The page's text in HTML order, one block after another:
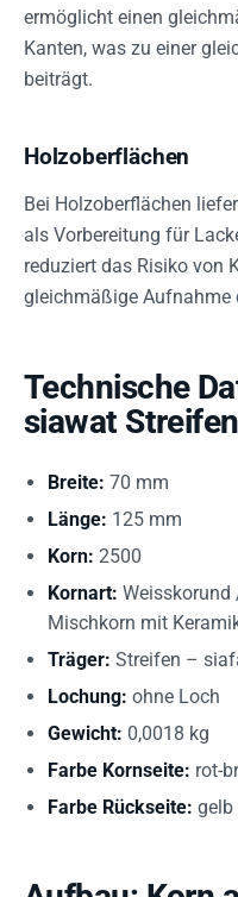
ermöglicht einen
Kanten, was zu einer
beiträgt.
Holzoberflächen
Bei Holzoberflächen
als Vorbereitung für
reduziert das Risiko von
gleichmäßige Aufnahme
Technische
siawat Streifen
Breite: 70 mm
Länge: 125 mm
Korn: 2500
Kornart:
Mischkorn mit
Träger: Streifen –
Lochung: ohne Loch
Gewicht: 0,0018 kg
Farbe Kornseite: rot-
Farbe Rückseite: gelb